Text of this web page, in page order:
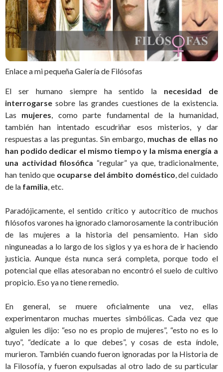
Enlace a mi pequeña Galería de Filósofas
El ser humano siempre ha sentido la necesidad de
interrogarsesobre las grandes cuestiones de la existencia.
Las mujeres , como parte fundamental de la humanidad,
también han intentado escudriñar esos misterios, y dar
respuestas a las preguntas. Sin embargo, muchas de ellas no
han podido dedicar el mismo tiempo y la misma energía a
una actividad filosófica “regular” ya que, tradicionalmente,
han tenido que ocuparse del ámbito doméstico , del cuidado
de la familia , etc.
Paradójicamente, el sentido crítico y autocrítico de muchos
filósofos varones ha ignorado clamorosamente la contribución
de las mujeres a la historia del pensamiento. Han sido
ninguneadas a lo largo de los siglos y ya es hora de ir haciendo
justicia. Aunque ésta nunca será completa, porque todo el
potencial que ellas atesoraban no encontró el suelo de cultivo
propicio. Eso ya no tiene remedio.
En general, se muere oficialmente una vez, ellas
experimentaron muchas muertes simbólicas. Cada vez que
alguien les dijo: “eso no es propio de mujeres”, “esto no es lo
tuyo”, “dedícate a lo que debes”, y cosas de esta índole,
murieron. También cuando fueron ignoradas por la Historia de
la Filosofía, y fueron expulsadas al otro lado de su particular